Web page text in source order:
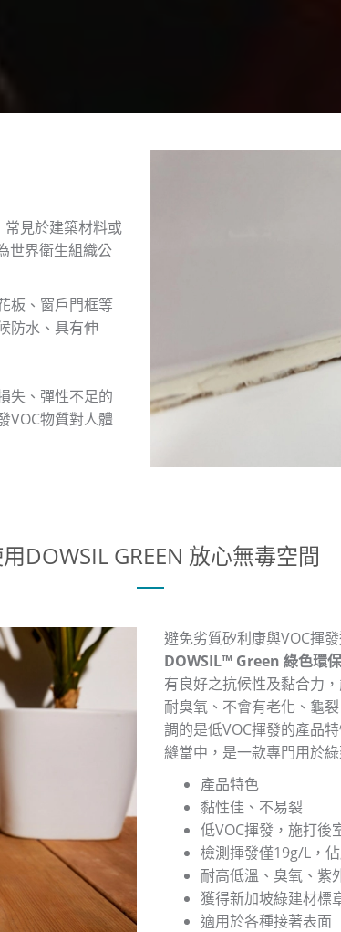
常見於建築材料或
世界衛生組織公
板、窗戶門框等
防水、具有伸
失、彈性不足的
VOC物質對人體
DOWSIL GREEN 放心無毒空間
避免劣質矽利康與VOC揮
DOWSIL™ Green 綠色環
有良好之抗候性及黏合力
耐臭氧、不會有老化、龜
調的是低VOC揮發的產品
縫當中，是一款專門用於
產品特色
黏性佳、不易裂
低VOC揮發，施打後
檢測揮發僅19g/L，
耐高低溫、臭氧、紫
獲得新加坡綠建材標
適用於各種接著表面